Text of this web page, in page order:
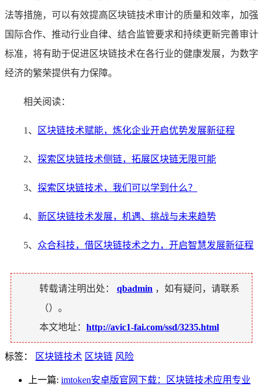
法等措施，可以有效提高区块链技术审计的质量和效率，加强
国际合作、推动行业自律、结合监管要求和持续更新完善审计
标准，将有助于促进区块链技术在各行业的健康发展，为数字
经济的繁荣提供有力保障。
相关阅读：
1、 区块链技术赋能，炼化企业开启优势发展新征程
2、 探索区块链技术侧链，拓展区块链无限可能
3、 探索区块链技术，我们可以学到什么？
4、 新区块链技术发展，机遇、挑战与未来趋势
5、 众合科技，借区块链技术之力，开启智慧发展新征程
转载请注明出处： qbadmin ，如有疑问，请联系
（）。
本文地址： http://avic1-fai.com/ssd/3235.html
标签： 区块链技术 区块链 风险
上一篇: imtoken安卓版官网下载：区块链技术应用专业